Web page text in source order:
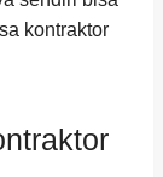
kontraktor